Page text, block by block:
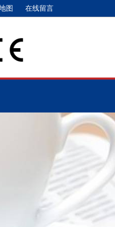
图 在线留言